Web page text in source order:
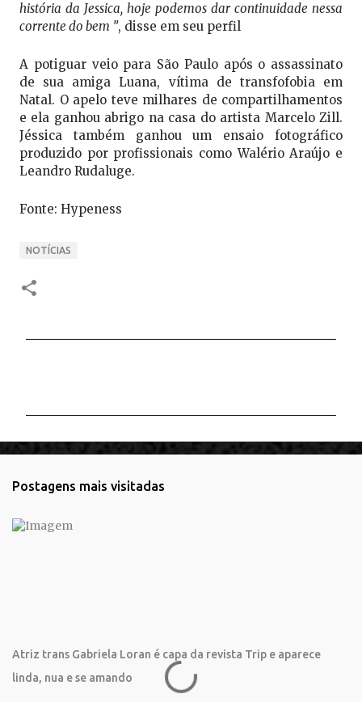
história da Jessica, hoje podemos dar continuidade nessa
corrente do bem ”, disse em seu perfil
A potiguar veio para São Paulo após o assassinato
de sua amiga Luana, vítima de transfofobia em
Natal. O apelo teve milhares de compartilhamentos
e ela ganhou abrigo na casa do artista Marcelo Zill.
Jéssica também ganhou um ensaio fotográfico
produzido por profissionais como Walério Araújo e
Leandro Rudaluge.
Fonte: Hypeness
NOTÍCIAS
n
r
Postagens mais visitadas
Atriz trans Gabriela Loran é capa da revista Trip e aparece
linda, nua e se amando